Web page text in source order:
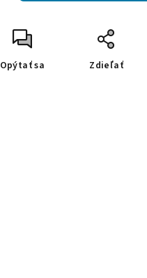
Opýtať sa Zdieľať